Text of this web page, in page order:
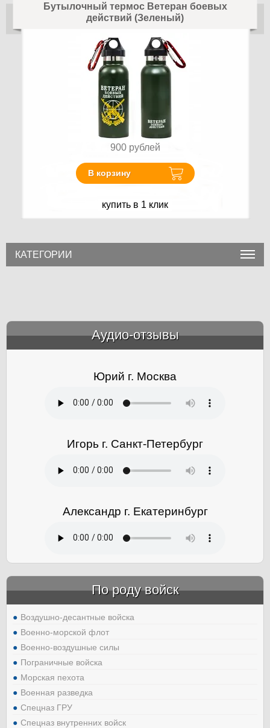
Бутылочный термос Ветеран боевых
действий (Зеленый)
900 рублей
В корзину
купить в 1 клик
КАТЕГОРИИ
Аудио-отзывы
Юрий г. Москва
Игорь г. Санкт-Петербург
Александр г. Екатеринбург
По роду войск
Воздушно-десантные войска
Военно-морской флот
Военно-воздушные силы
Пограничные войска
Морская пехота
Военная разведка
Спецназ ГРУ
Спецназ внутренних войск